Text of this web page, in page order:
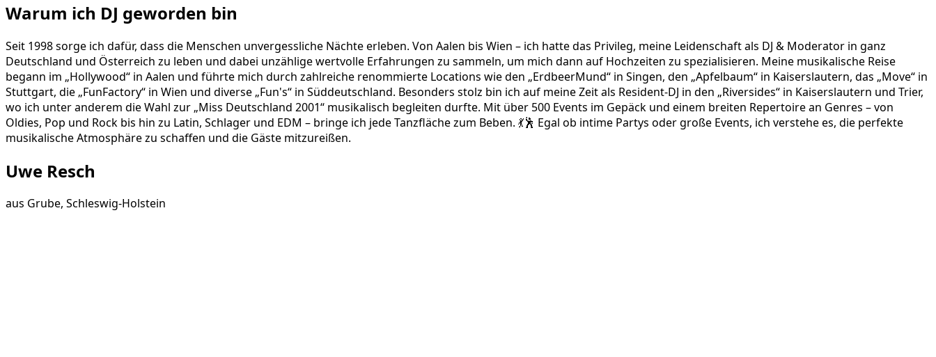
Warum ich DJ geworden bin
Seit 1998 sorge ich dafür, dass die Menschen unvergessliche Nächte erleben. Von Aalen bis Wien – ich hatte das Privileg, meine Leidenschaft als DJ & Moderator in ganz
Deutschland und Österreich zu leben und dabei unzählige wertvolle Erfahrungen zu sammeln, um mich dann auf Hochzeiten zu spezialisieren. Meine musikalische Reise
begann im „Hollywood“ in Aalen und führte mich durch zahlreiche renommierte Locations wie den „ErdbeerMund“ in Singen, den „Apfelbaum“ in Kaiserslautern, das „Move“ in
Stuttgart, die „FunFactory“ in Wien und diverse „Fun's“ in Süddeutschland. Besonders stolz bin ich auf meine Zeit als Resident-DJ in den „Riversides“ in Kaiserslautern und Trier,
wo ich unter anderem die Wahl zur „Miss Deutschland 2001“ musikalisch begleiten durfte. Mit über 500 Events im Gepäck und einem breiten Repertoire an Genres – von
Oldies, Pop und Rock bis hin zu Latin, Schlager und EDM – bringe ich jede Tanzfläche zum Beben. 💃🕺 Egal ob intime Partys oder große Events, ich verstehe es, die perfekte
musikalische Atmosphäre zu schaffen und die Gäste mitzureißen.
Uwe Resch
aus Grube, Schleswig-Holstein